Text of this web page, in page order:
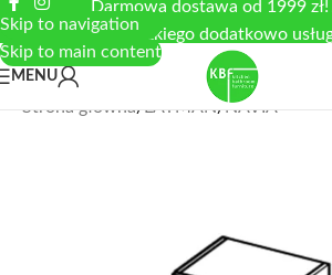
Skip to navigation
Skip to main content
Darmowa dostawa od 1999
łódzkiego dodatkowo
MENU
Strona główna/ LAYMAN/NAVIA